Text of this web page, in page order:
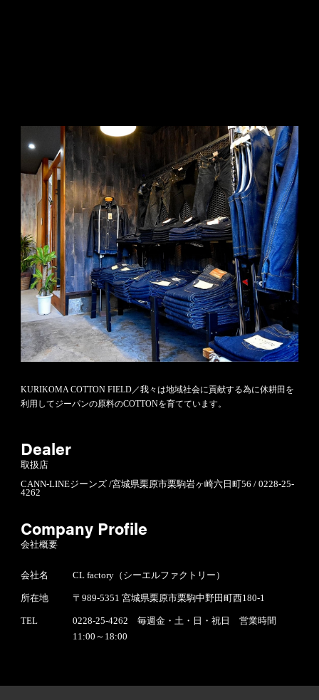
KURIKOMA COTTON FIELD／我々は地域社会に貢献する為に休耕田を
利用してジーパンの原料のCOTTONを育てています。
Dealer
取扱店
CANN-LINEジーンズ /宮城県栗原市栗駒岩ヶ崎六日町56 / 0228-25-
4262
Company Profile
会社概要
会社名 CL factory（シーエルファクトリー）
所在地 〒989-5351 宮城県栗原市栗駒中野田町西180-1
TEL
0228-25-4262 毎週金・土・日・祝日 営業時間
11:00～18:00